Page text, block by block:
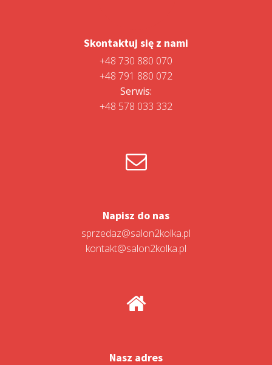
Skontaktuj się z nami
+48 730 880 070
+48 791 880 072
Serwis:
+48 578 033 332
Napisz do nas
sprzedaz@salon2kolka.pl
kontakt@salon2kolka.pl
Nasz adres